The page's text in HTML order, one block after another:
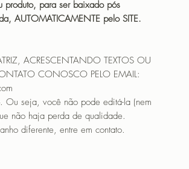
produto, para ser baixado pós
AUTOMATICAMENTE pelo SITE.
ACRESCENTANDO TEXTOS OU
CONOSCO PELO EMAIL:
seja, você não pode editá-la (nem
não haja perda de qualidade.
diferente, entre em contato.